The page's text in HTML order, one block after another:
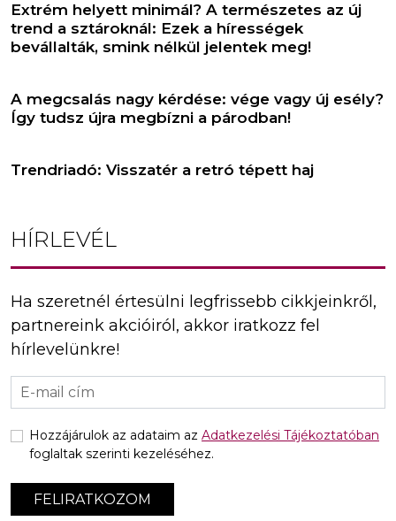
Extrém helyett minimál? A természetes az új
trend a sztároknál: Ezek a hírességek
bevállalták, smink nélkül jelentek meg!
A megcsalás nagy kérdése: vége vagy új esély?
Így tudsz újra megbízni a párodban!
Trendriadó: Visszatér a retró tépett haj
HÍRLEVÉL
Ha szeretnél értesülni legfrissebb cikkjeinkről,
partnereink akcióiról, akkor iratkozz fel
hírlevelünkre!
FELIRATKOZOM
Hozzájárulok az adataim az Adatkezelési Tájékoztatóban
foglaltak szerinti kezeléséhez.